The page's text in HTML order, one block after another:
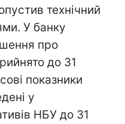
технічний
У банку
про
до 31
показники
у
НБУ до 31